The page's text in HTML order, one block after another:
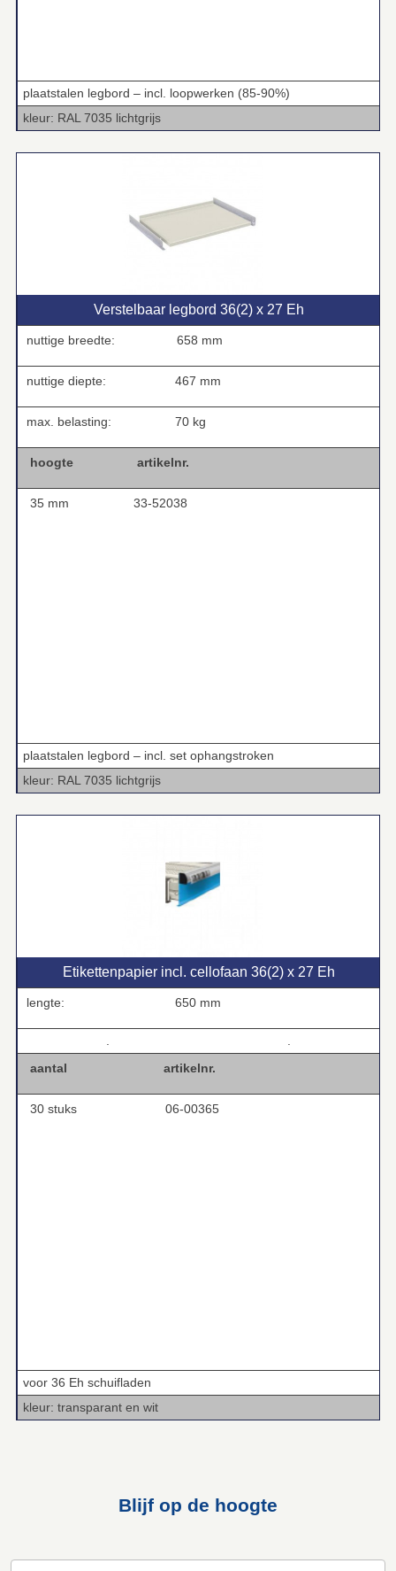
plaatstalen legbord – incl. loopwerken (85-90%)
kleur: RAL 7035 lichtgrijs
Verstelbaar legbord 36(2) x 27 Eh
nuttige breedte: 658 mm
nuttige diepte: 467 mm
max. belasting: 70 kg
hoogte artikelnr.
35 mm 33-52038
plaatstalen legbord – incl. set ophangstroken
kleur: RAL 7035 lichtgrijs
Etikettenpapier incl. cellofaan 36(2) x 27 Eh
lengte: 650 mm
.
.
aantal
artikelnr.
30 stuks 06-00365
voor 36 Eh schuifladen
kleur: transparant en wit
Blijf op de hoogte